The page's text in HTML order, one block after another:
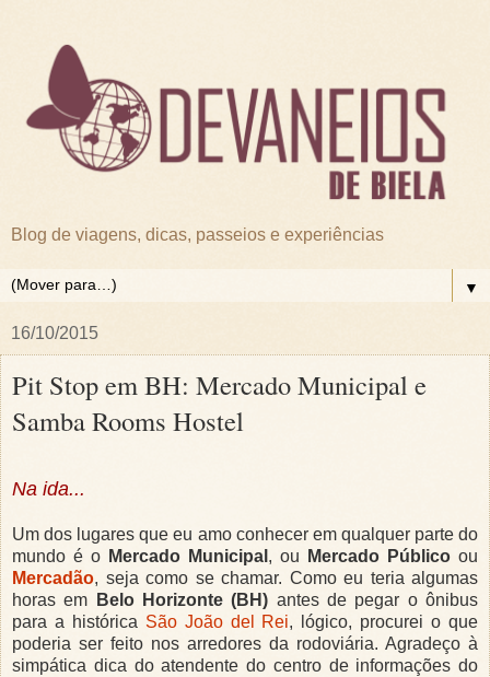
Blog de viagens, dicas, passeios e experiências
▼
16/10/2015
Pit Stop em BH: Mercado Municipal e
Samba Rooms Hostel
Na ida...
Um dos lugares que eu amo conhecer em qualquer parte do
mundo é o Mercado Municipal , ou Mercado Público ou
Mercadão, seja como se chamar. Como eu teria algumas
horas em
Belo Horizonte (BH) antes de pegar o ônibus
para a histórica São João del Rei, lógico, procurei o que
poderia ser feito nos arredores da rodoviária. Agradeço à
simpática dica do atendente do centro de informações do